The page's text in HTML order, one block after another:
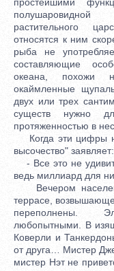
растительного
относятся к ним
рыба не
составляющие
океана, похожи
окаймленные
двух или трех
существ нужно
протяженностью в
Когда эти цифры
высочество" заявляет:
- Все это не
ведь миллиард для
Вечером
террасе,
переполнены.
любопытными. В
Коверли и
от друга… Мистер
мистер Нэт не